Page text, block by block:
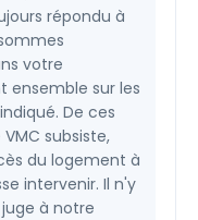
répondu à
votre
ensemble sur les
De ces
subsiste,
du logement à
intervenir. Il n'y
à notre